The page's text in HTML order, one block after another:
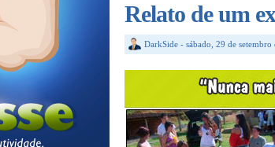
Relato de um
DarkSide - sábado, 29 de setembro